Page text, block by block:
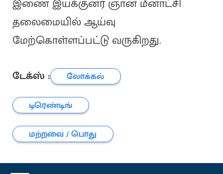
இணை இயக்குனர் ஞான மீனாட்சி
தலைமையில் ஆய்வு
மேற்கொள்ளப்பட்டு வருகிறது.
டேக்ஸ் :
லோக்கல்
டிரெண்டிங்
மற்றவை / பொது